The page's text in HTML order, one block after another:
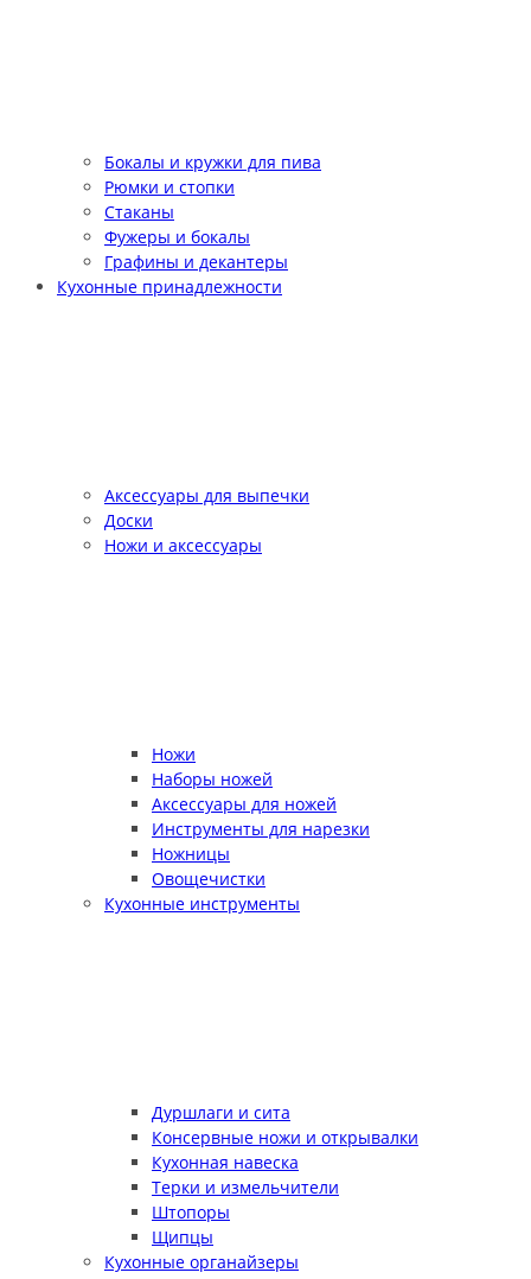
Бокалы и кружки для пива
Рюмки и стопки
Стаканы
Фужеры и бокалы
Графины и декантеры
Кухонные принадлежности
Аксессуары для выпечки
Доски
Ножи и аксессуары
Ножи
Наборы ножей
Аксессуары для ножей
Инструменты для нарезки
Ножницы
Овощечистки
Кухонные инструменты
Дуршлаги и сита
Консервные ножи и открывалки
Кухонная навеска
Терки и измельчители
Штопоры
Щипцы
Кухонные органайзеры